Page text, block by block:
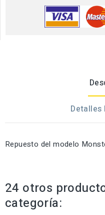
Detalles
Repuesto del modelo
24 otros
categoría: